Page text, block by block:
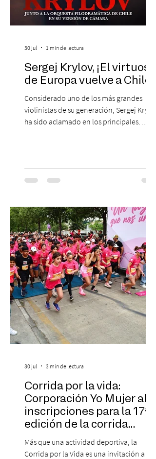
Sergej Krylov, ¡El virtuoso
de Europa vuelve a Chile!
Considerado uno de los más grandes
violinistas de su generación, Sergej Krylov
ha sido aclamado en los principales
escenario del Teatro CA660 para
protagonizar una velada extraordinaria
Las Cuatro Estaciones de Antonio Vivaldi y
Las Cuatro Estaciones Porteñas de Astor
Piazzolla. Déja
30 jul 1 min de lectura
Corrida por la vida:
Corporación Yo Mujer abre
inscripciones para la 17ª
edición de la corrida
solidaria
Más que una actividad deportiva, la
Corrida por la Vida es una invitación a
30 jul 3 min de lectura